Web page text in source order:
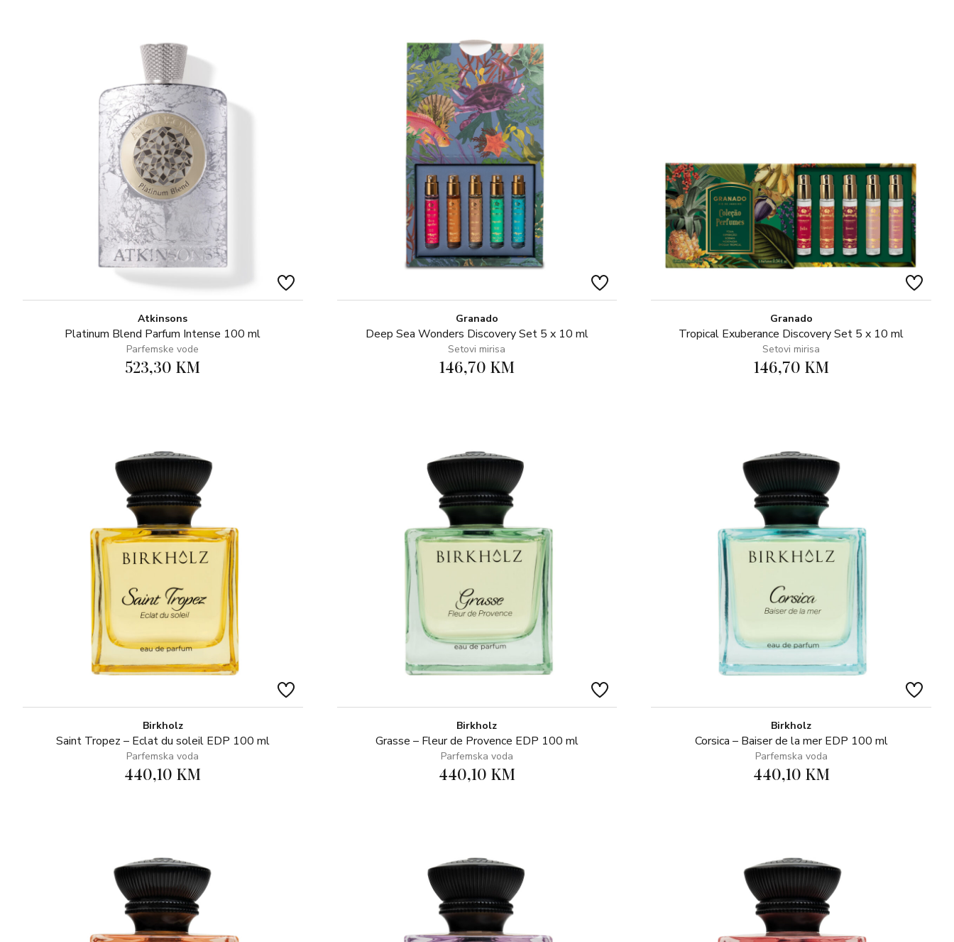
Atkinsons
Platinum Blend Parfum Intense 100 ml
Parfemske vode
523,30 KM
Granado
Deep Sea Wonders Discovery Set 5 x 10 ml
Setovi mirisa
146,70 KM
Granado
Tropical Exuberance Discovery Set 5 x 10 ml
Setovi mirisa
146,70 KM
Birkholz
Saint Tropez – Eclat du soleil EDP 100 ml
Parfemska voda
440,10 KM
Birkholz
Grasse – Fleur de Provence EDP 100 ml
Parfemska voda
440,10 KM
Birkholz
Corsica – Baiser de la mer EDP 100 ml
Parfemska voda
440,10 KM